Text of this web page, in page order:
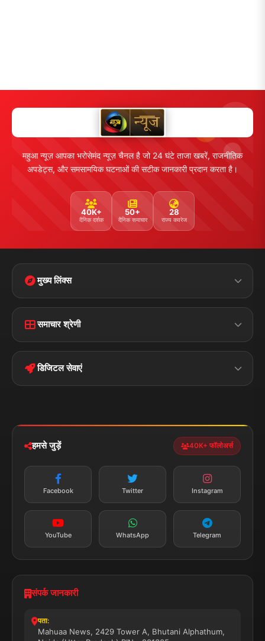
महुआ न्यूज़ आपका भरोसेमंद न्यूज़ चैनल है जो 24 घंटे ताजा खबरें, राजनीतिक
अपडेट्स, और समसामयिक घटनाओं की सटीक जानकारी प्रदान करता है।
40K+
दैनिक दर्शक
50+
दैनिक समाचार
28
राज्य कवरेज
मुख्य लिंक्स
Disclaimer
Terms &
Privacy Policy
समाचार श्रेणी
पॉलिटिकल झारखण्ड
डिजिटल सेवाएं
न्यूज़ अलर्ट
सब्सक्राइब करें
हमसे जुड़ें 40K+ फॉलोअर्स
Facebook Twitter Instagram
YouTube WhatsApp Telegram
संपर्क जानकारी
पता:
Mahuaa News, 2429 Tower A, Bhutani Alphathum,